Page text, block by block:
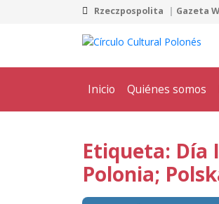
Rzeczpospolita Gazeta
Inicio Quiénes somos
Etiqueta: Día
Polonia;